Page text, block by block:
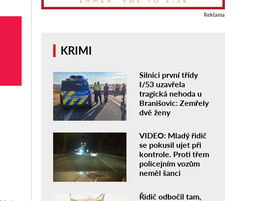
Reklama
KRIMI
Silnici první třídy
I/53 uzavřela
tragická nehoda u
Branišovic: Zemřely
dvě ženy
VIDEO: Mladý řidič
se pokusil ujet při
kontrole. Proti třem
policejním vozům
neměl šanci
Řidič odbočil tam,